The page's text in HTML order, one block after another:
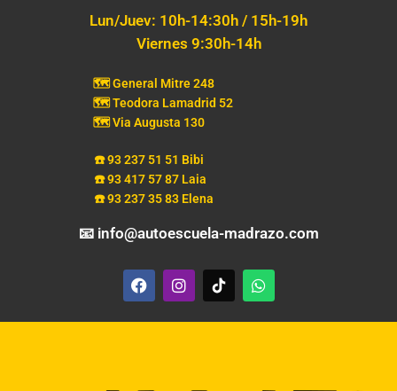
Lun/Juev: 10h-14:30h / 15h-19h
Viernes 9:30h-14h
🗺️ General Mitre 248
🗺️ Teodora Lamadrid 52
🗺️ Via Augusta 130
☎️ 93 237 51 51 Bibi
☎️ 93 417 57 87 Laia
☎️ 93 237 35 83 Elena
📧 info@autoescuela-madrazo.com